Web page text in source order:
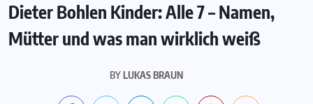
Dieter Bohlen Kinder: Alle 7 – Namen,
Mütter und was man wirklich weiß
BYLUKAS BRAUN